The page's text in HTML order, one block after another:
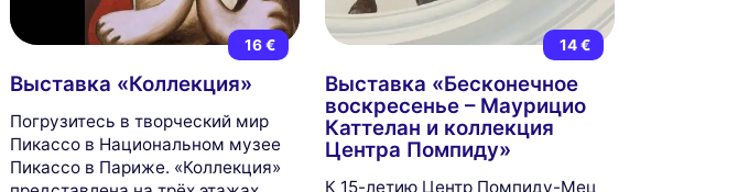
16 €
Выставка «Коллекция»
Погрузитесь в творческий мир
Пикассо в Национальном музее
Пикассо в Париже. «Коллекция»
14 €
Выставка «Бесконечное
воскресенье – Маурицио
Каттелан и коллекция
Центра Помпиду»
К 15-летию Центр Помпиду-Мец